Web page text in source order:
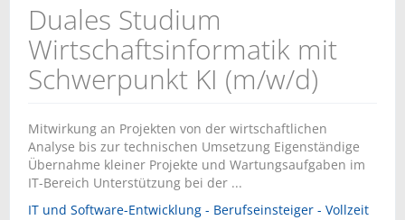
Duales Studium
Wirtschaftsinformatik mit
Schwerpunkt KI (m/w/d)
Mitwirkung an Projekten von der wirtschaftlichen
Analyse bis zur technischen Umsetzung Eigenständige
Übernahme kleiner Projekte und Wartungsaufgaben im
IT-Bereich Unterstützung bei der ...
IT und Software-Entwicklung - Berufseinsteiger - Vollzeit